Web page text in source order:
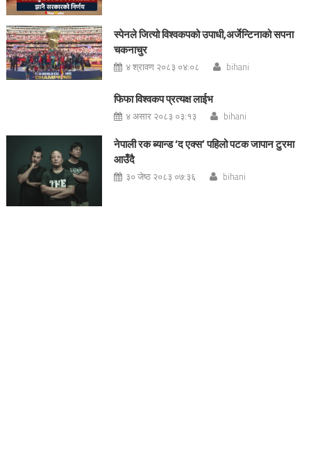
स्पेनले जित्यो विश्वकपको उपाधी,अर्जेन्टिनाको सपना
चकनाचुर
४ श्रावण २०८३ ०४:०८ bihani
फिफा विश्वकप प्रत्यक्ष लाईभ
४ असार २०८३ ०३:१३ bihani
नेपाली रक ब्यान्ड ‘द एक्स’ पहिलो पटक जापान टुरमा
आउँदै
३० जेष्ठ २०८३ ०७:३६ bihani